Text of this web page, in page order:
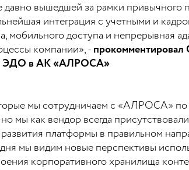
давно вышедшей за рамки привычного
интеграция с учетными и
мобильного доступа и непрерывная
компании», - прокомментировал
ЭДО в АК «АЛРОСА»
мы сотрудничаем с «АЛРОСА»
мы как вендор всегда
платформы в правильном
мы видим новые перспективы
корпоративного хранилища